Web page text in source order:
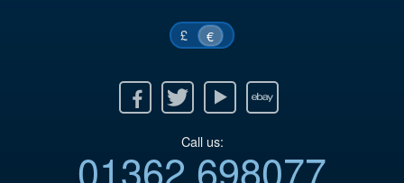
£ €
Twitter Youtube Ebay
Call us:
01362 698077